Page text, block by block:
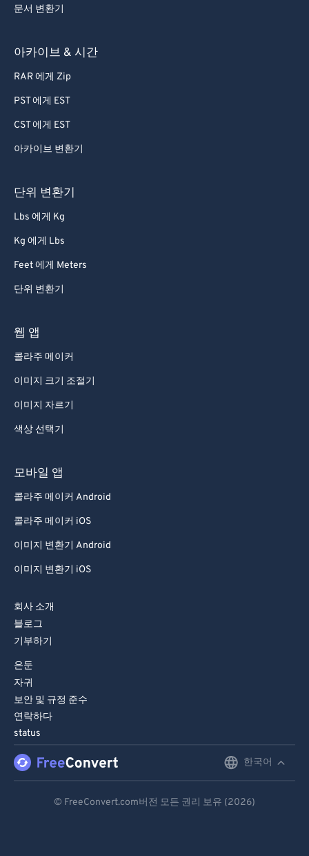
문서 변환기
아카이브 & 시간
RAR 에게 Zip
PST 에게 EST
CST 에게 EST
아카이브 변환기
단위 변환기
Lbs 에게 Kg
Kg 에게 Lbs
Feet 에게 Meters
단위 변환기
웹 앱
콜라주 메이커
이미지 크기 조절기
이미지 자르기
색상 선택기
모바일 앱
콜라주 메이커 Android
콜라주 메이커 iOS
이미지 변환기 Android
이미지 변환기 iOS
회사 소개
블로그
기부하기
은둔
자귀
보안 및 규정 준수
연락하다
status
한국어
© FreeConvert.com버전 모든 권리 보유 (2026)